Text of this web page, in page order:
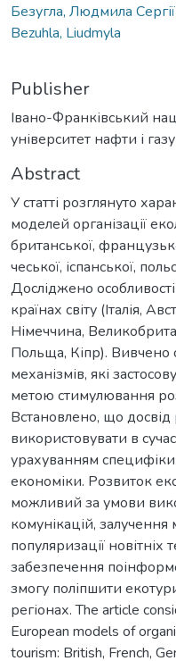
Безугла, Людмила
Bezuhla, Liudmyla
Publisher
Івано-Франківський
університет нафти і газу
Abstract
У статті розглянуто
моделей організації
британської,
чеської, іспанської,
Досліджено
країнах світу (Італія,
Німеччина,
Польща, Кіпр). Вивчено
механізмів, які
метою стимулювання
Встановлено, що
використовувати в
урахуванням
економіки. Розвиток
можливий за умови
комунікацій,
популяризації новітніх
забезпечення
змогу поліпшити
регіонах. The article
European models of
tourism: British, French,